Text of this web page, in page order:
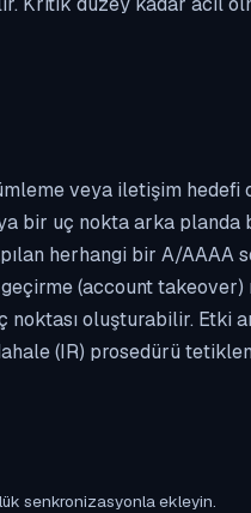
veya iletişim
bir uç nokta arka
herhangi bir A/
(account
oluşturabilir. Etki
(IR) prosedürü
senkronizasyonla ekleyin.